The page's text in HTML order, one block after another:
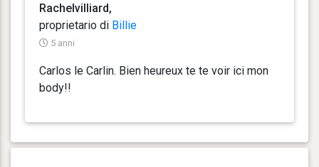
Rachelvilliard,
proprietario di Billie
5 anni
Carlos le Carlin. Bien heureux te te voir ici mon
body!!